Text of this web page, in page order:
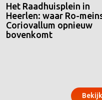
Het Raadhuisplein in
Heerlen: waar Ro-
Coriovallum opnieuw
bovenkomt